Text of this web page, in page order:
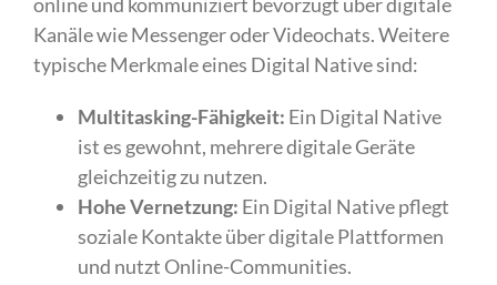
Kanäle wie Messenger oder Videochats. Weitere
typische Merkmale eines Digital Native sind:
Multitasking-Fähigkeit: Ein Digital Native
ist es gewohnt, mehrere digitale Geräte
gleichzeitig zu nutzen.
Hohe Vernetzung: Ein Digital Native pflegt
soziale Kontakte über digitale Plattformen
und nutzt Online-Communities.